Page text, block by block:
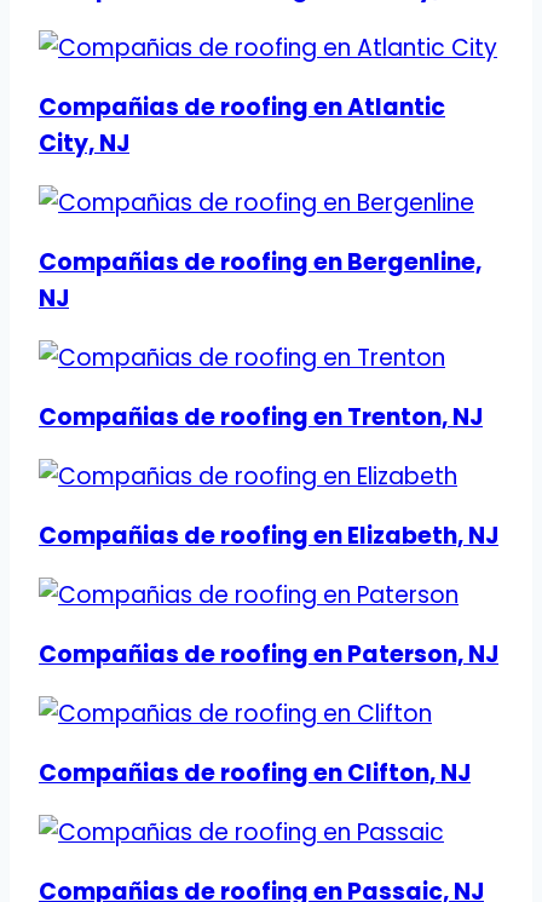
Compañias de roofing en Atlantic
City, NJ
Compañias de roofing en Bergenline,
NJ
Compañias de roofing en Trenton, NJ
Compañias de roofing en Elizabeth, NJ
Compañias de roofing en Paterson, NJ
Compañias de roofing en Clifton, NJ
Compañias de roofing en Passaic, NJ